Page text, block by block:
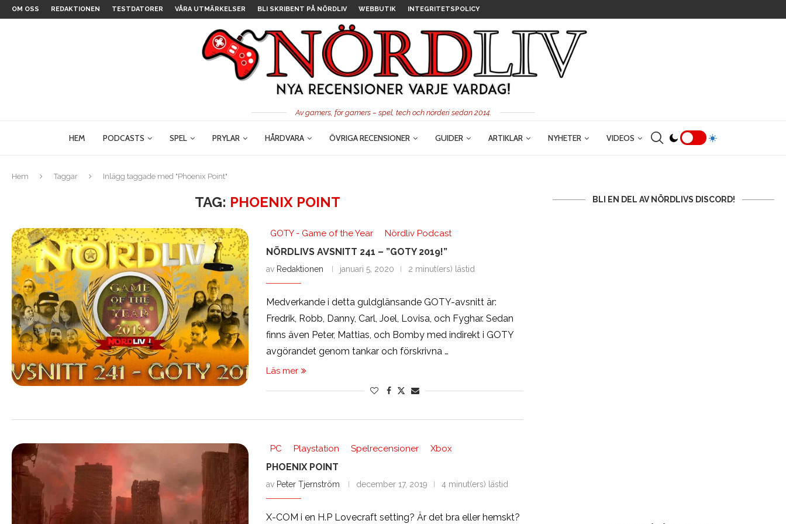
OM OSS REDAKTIONEN TESTDATORER VÅRA UTMÄRKELSER BLI SKRIBENT PÅ NÖRDLIV WEBBUTIK INTEGRITETSPOLICY
Av gamers, för gamers – spel, tech och nörderi sedan 2014.
HEM PODCASTS SPEL PRYLAR HÅRDVARA ÖVRIGA RECENSIONER GUIDER ARTIKLAR NYHETER VIDEOS
Hem Taggar Inlägg taggade med "Phoenix Point"
TAG: PHOENIX POINT
GOTY - Game of the Year Nördliv Podcast
NÖRDLIVS AVSNITT 241 – ”GOTY 2019!”
av Redaktionen januari 5, 2020 2 minut(ers) lästid
Medverkande i detta guldglänsande GOTY-avsnitt är:
Fredrik, Robb, Danny, Carl, Joel, Lovisa, och Fyghar. Sedan
finns även Peter, Mattias, och Bomby med indirekt i GOTY
avgörandet genom tankar och förskrivna …
Läs mer
PC Playstation Spelrecensioner Xbox
PHOENIX POINT
av Peter Tjernström december 17, 2019 4 minut(ers) lästid
X-COM i en H.P Lovecraft setting? Är det bra eller hemskt?
BLI EN DEL AV NÖRDLIVS DISCORD!